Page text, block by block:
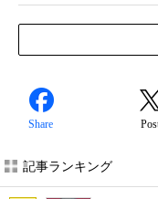
Share
記事ランキング